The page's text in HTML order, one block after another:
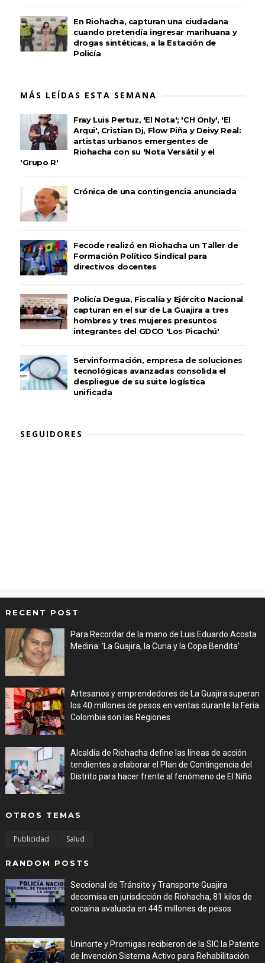
En Riohacha, capturan una ciudadana
cuando pretendía ingresar marihuana y
drogas sintéticas, a la Estación de
Policía
MÁS LEÍDAS ESTA SEMANA
Fray Luis Pertuz, 'El Nota'; 'CH Only', 'El
Arqui', Cristian Dj, Flow Piña y Deivy Real:
artistas urbanos emergentes de
Riohacha con su 'Nota Versátil y el
'Grupo R'
Crónica de una contingencia anunciada
Fecode realizó en Riohacha un Taller de
Formación Político Sindical para
directivos docentes
Policía Degua, Fiscalía y Ejército Nacional
capturan en el sur de La Guajira a tres
hombres y tres mujeres presuntos
integrantes del GDCO 'Los Picachú'
Servinformación, empresa de soluciones
tecnológicas avanzadas consolida el
despliegue de su suite logística
unificada
SEGUIDORES
RECENT POST
Para Recordar de la mano de Luis Eduardo Acosta
Medina: 'La Guajira, la Curia y la Copa Bendita'
Artesanos y emprendedores de La Guajira superan
los 40 millones de pesos en ventas durante la Feria
Colombia son las Regiones
Alcaldía de Riohacha define las líneas de acción
tendientes a elaborar el Plan de Contingencia del
Distrito para hacer frente al fenómeno de El Niño
OTROS TEMAS
Publicidad Salud
RANDOM POSTS
Seccional de Tránsito y Transporte Guajira
decomisa en jurisdicción de Riohacha, 81 kilos de
cocaína avaluada en 445 millones de pesos
Uninorte y Promigas recibieron de la SIC la Patente
de Invención Sistema Activo para Rehabilitación